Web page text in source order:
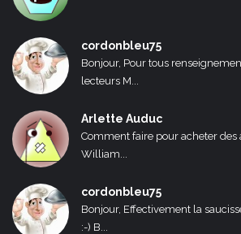
cordonbleu75
Bonjour, Pour tous
lecteurs M...
Arlette Auduc
Comment faire pour acheter des
William...
cordonbleu75
Bonjour, Effectivement la
:-) B...